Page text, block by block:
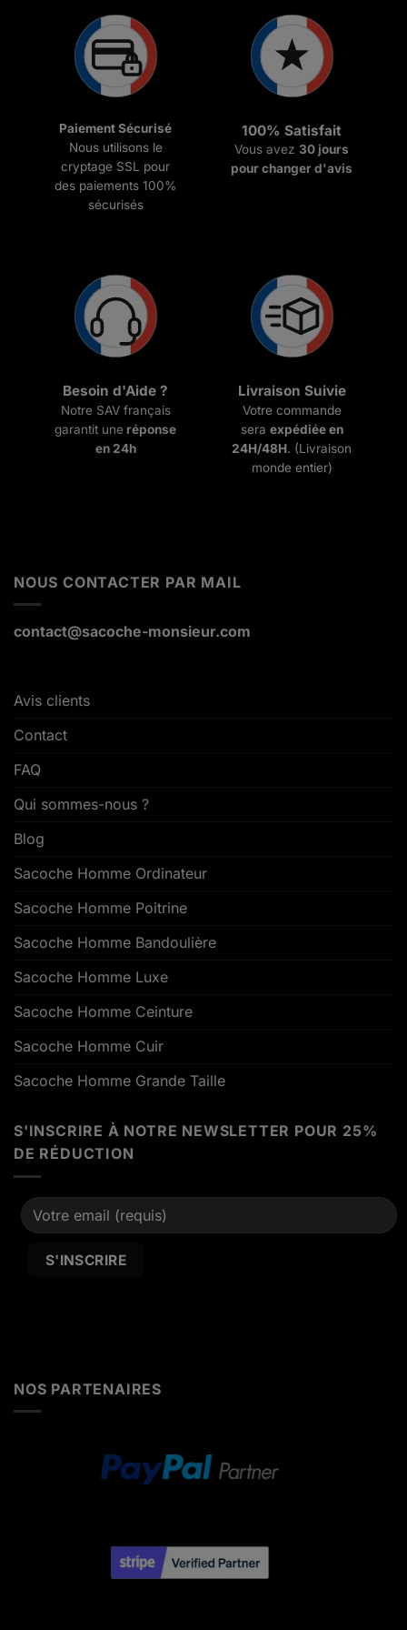
Paiement Sécurisé
Nous utilisons le
cryptage SSL pour
des paiements 100%
sécurisés
100% Satisfait
Vous avez 30 jours
pour changer d'avis
Besoin d'Aide ?
Notre SAV français
garantit une réponse
en 24h
Livraison Suivie
Votre commande
sera expédiée en
24H/48H. (Livraison
monde entier)
NOUS CONTACTER PAR MAIL
contact@sacoche-monsieur.com
Avis clients
Contact
FAQ
Qui sommes-nous ?
Blog
Sacoche Homme Ordinateur
Sacoche Homme Poitrine
Sacoche Homme Bandoulière
Sacoche Homme Luxe
Sacoche Homme Ceinture
Sacoche Homme Cuir
Sacoche Homme Grande Taille
S'INSCRIRE À NOTRE NEWSLETTER POUR 25%
DE RÉDUCTION
NOS PARTENAIRES